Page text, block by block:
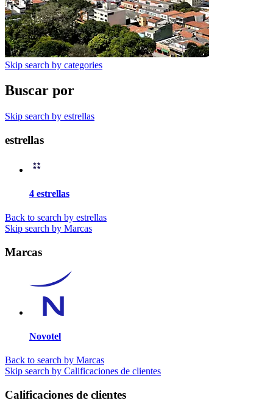
Skip search by categories
Buscar por
Skip search by estrellas
estrellas
4 estrellas
Back to search by estrellas
Skip search by Marcas
Marcas
Novotel
Back to search by Marcas
Skip search by Calificaciones de clientes
Calificaciones de clientes